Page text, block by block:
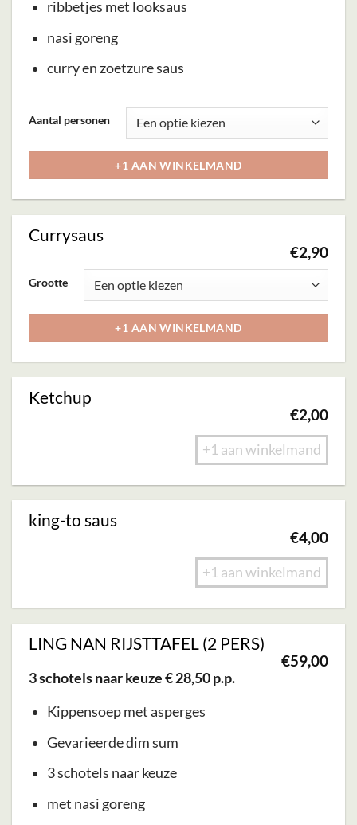
ribbetjes met looksaus
nasi goreng
curry en zoetzure saus
product
heeft
variaties.
Deze
optie
gekozen
productpagina
Aantal personen
+1 AAN WINKELMAND
Currysaus
€2,90
heeft
meerdere
variaties.
Deze
optie
de
Grootte
+1 AAN WINKELMAND
Ketchup
€2,00
+1 aan winkelmand
king-to saus
€4,00
+1 aan winkelmand
LING NAN RIJSTTAFEL (2 PERS)
€59,00
3 schotels naar keuze € 28,50 p.p.
Kippensoep met asperges
Gevarieerde dim sum
3 schotels naar keuze
met nasi goreng